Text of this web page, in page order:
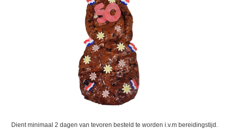
Dient minimaal 2 dagen van tevoren besteld te worden i.v.m bereidingstijd.